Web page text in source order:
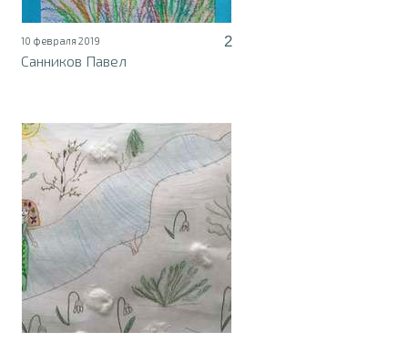
10 февраля 2019
2
Санников Павел